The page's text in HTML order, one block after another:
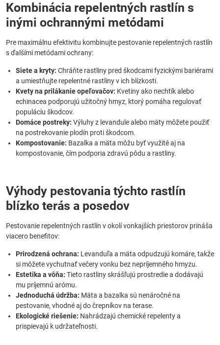
Kombinácia repelentných rastlín s
inými ochrannými metódami
Pre maximálnu efektivitu kombinujte pestovanie repelentných rastlín
s ďalšími metódami ochrany:
Siete a kryty: Chráňte rastliny pred škodcami fyzickými bariérami
a umiestňujte repelentné rastliny v ich blízkosti.
Kvety na prilákanie opeľovačov: Kvetiny ako nechtík alebo
echinacea podporujú užitočný hmyz, ktorý pomáha regulovať
populáciu škodcov.
Domáce postreky: Výluhy z levandule alebo mäty môžete použiť
na postrekovanie plodín proti škodcom.
Kompostovanie: Bazalka a mäta môžu byť využité aj na
kompostovanie, čím podporia zdravú pôdu a rastliny.
Výhody pestovania týchto rastlín
blízko terás a posedov
Pestovanie repelentných rastlín v okolí vonkajších priestorov prináša
viacero benefitov:
Prirodzená ochrana: Levanduľa a mäta odpudzujú komáre, takže
si môžete vychutnať večery vonku bez nepríjemného hmyzu.
Estetika a vôňa: Tieto rastliny skrášľujú prostredie a dodávajú
mu príjemnú arómu.
Jednoduchá údržba: Mäta a bazalka sú nenáročné na
pestovanie, vhodné aj do črepníkov na terase.
Ekologické riešenie: Nahrádzajú chemické repelenty a
prispievajú k udržateľnosti.